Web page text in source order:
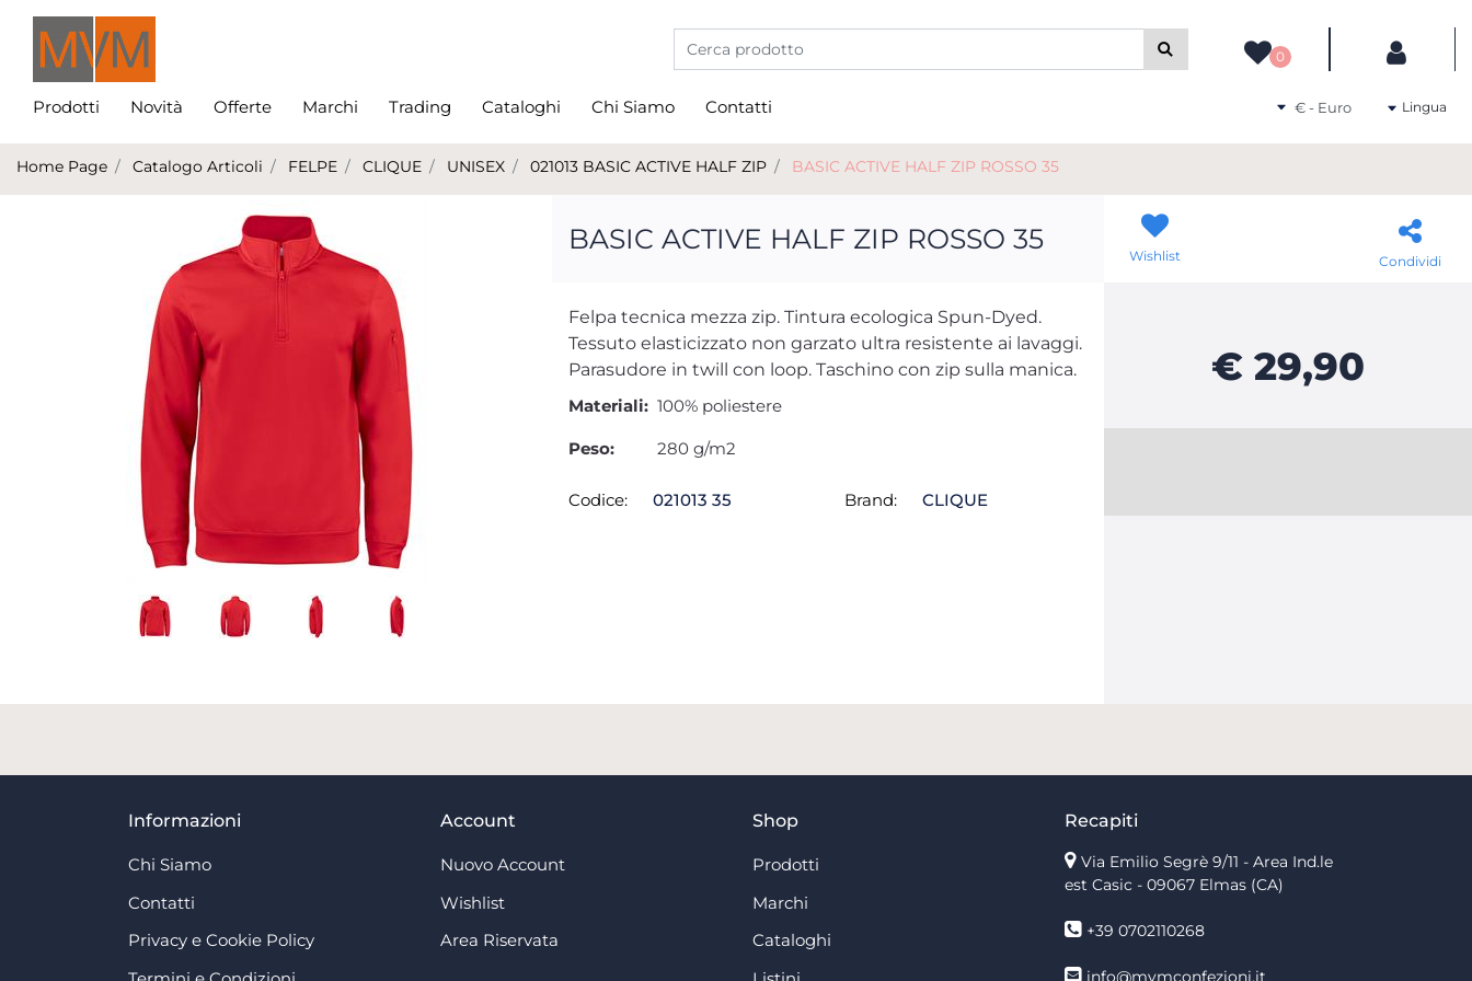
La modifica di un filtro aggiorna automaticamente gli altri filtri disponibili.
0
Prodotti Novità Offerte Marchi Trading Cataloghi Chi Siamo Contatti Seleziona una valuta
Lingua
Home Page Catalogo Articoli FELPE CLIQUE UNISEX 021013 BASIC ACTIVE HALF ZIP BASIC ACTIVE HALF ZIP ROSSO 35
BASIC ACTIVE HALF ZIP ROSSO 35
Felpa tecnica mezza zip. Tintura ecologica Spun-Dyed.
Tessuto elasticizzato non garzato ultra resistente ai lavaggi.
Parasudore in twill con loop. Taschino con zip sulla manica.
Materiali: 100% poliestere
Peso: 280 g/m2
Codice: 021013 35 Brand: CLIQUE
Wishlist Condividi
€ 29,90
Informazioni
Chi Siamo
Contatti
Privacy e Cookie Policy
Account
Nuovo Account
Wishlist
Area Riservata
Shop
Prodotti
Marchi
Cataloghi
Recapiti
Via Emilio Segrè 9/11 - Area Ind.le
est Casic - 09067 Elmas (CA)
+39 0702110268
info@mvmconfezioni.it